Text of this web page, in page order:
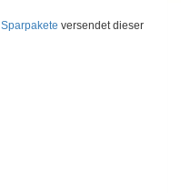
Sparpakete versendet dieser